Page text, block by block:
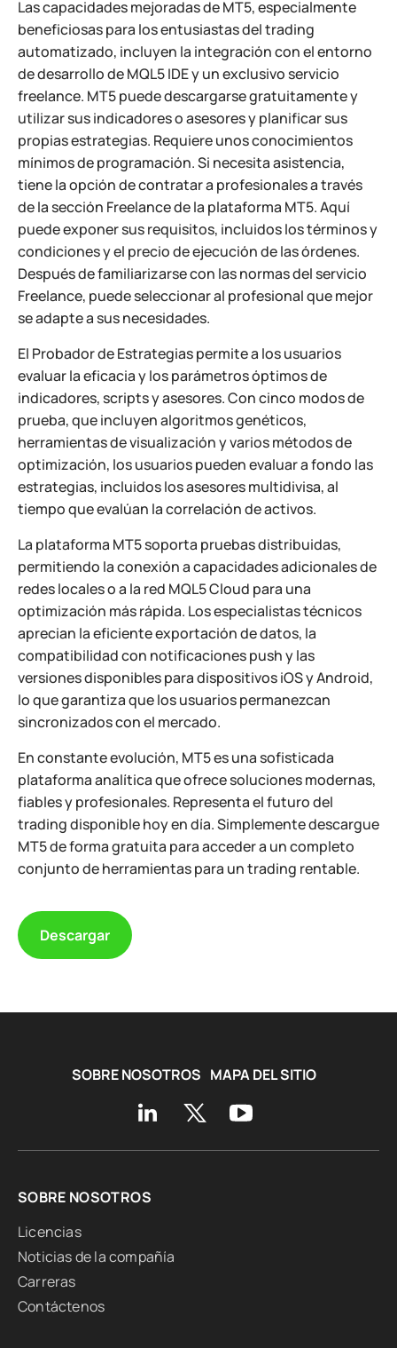
Las capacidades mejoradas de MT5, especialmente
beneficiosas para los entusiastas del trading
automatizado, incluyen la integración con el entorno
de desarrollo de MQL5 IDE y un exclusivo servicio
freelance. MT5 puede descargarse gratuitamente y
utilizar sus indicadores o asesores y planificar sus
propias estrategias. Requiere unos conocimientos
mínimos de programación. Si necesita asistencia,
tiene la opción de contratar a profesionales a través
de la sección Freelance de la plataforma MT5. Aquí
puede exponer sus requisitos, incluidos los términos y
condiciones y el precio de ejecución de las órdenes.
Después de familiarizarse con las normas del servicio
Freelance, puede seleccionar al profesional que mejor
se adapte a sus necesidades.
El Probador de Estrategias permite a los usuarios
evaluar la eficacia y los parámetros óptimos de
indicadores, scripts y asesores. Con cinco modos de
prueba, que incluyen algoritmos genéticos,
herramientas de visualización y varios métodos de
optimización, los usuarios pueden evaluar a fondo las
estrategias, incluidos los asesores multidivisa, al
tiempo que evalúan la correlación de activos.
La plataforma MT5 soporta pruebas distribuidas,
permitiendo la conexión a capacidades adicionales de
redes locales o a la red MQL5 Cloud para una
optimización más rápida. Los especialistas técnicos
aprecian la eficiente exportación de datos, la
compatibilidad con notificaciones push y las
versiones disponibles para dispositivos iOS y Android,
lo que garantiza que los usuarios permanezcan
sincronizados con el mercado.
En constante evolución, MT5 es una sofisticada
plataforma analítica que ofrece soluciones modernas,
fiables y profesionales. Representa el futuro del
trading disponible hoy en día. Simplemente descargue
MT5 de forma gratuita para acceder a un completo
conjunto de herramientas para un trading rentable.
Descargar
SOBRE NOSOTROS MAPA DEL SITIO
SOBRE NOSOTROS
Licencias
Noticias de la compañía
Carreras
Contáctenos